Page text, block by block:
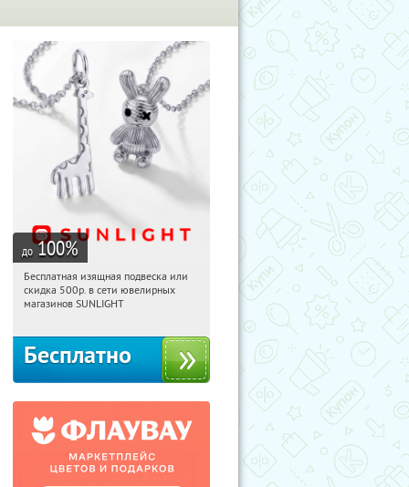
до 100%
13:32:04 Получили:
Россия
Бесплатная изящная подвеска или
скидка 500р. в сети ювелирных
магазинов SUNLIGHT
Бесплатно